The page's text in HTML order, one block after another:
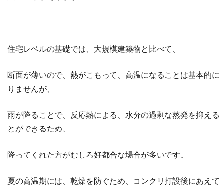
住宅レベルの基礎では、大規模建築物と比べて、
断面が薄いので、熱がこもって、高温になることは基本的
りませんが、
雨が降ることで、反応熱による、水分の過剰な蒸発を抑え
とができるため、
降ってくれた方がむしろ好都合な場合が多いです。
夏の高温期には、乾燥を防ぐため、コンクリ打設後にあえ